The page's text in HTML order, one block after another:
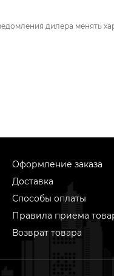
дилера менять
Оформление заказа
Доставка
Способы оплаты
Правила приема
Возврат товара